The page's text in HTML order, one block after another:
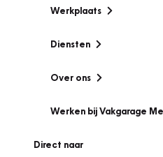
Werkplaats
Diensten
Over ons
Werken bij Vakgarage
Direct naar